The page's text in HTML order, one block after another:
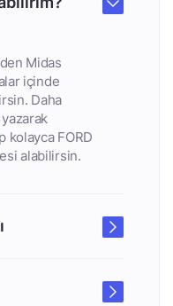
Midas
içinde
Daha
yazarak
kolayca FORD
alabilirsin.